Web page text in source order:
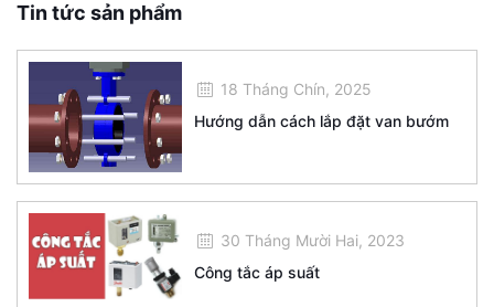
Tin tức sản phẩm
18 Tháng Chín, 2025
Hướng dẫn cách lắp đặt van bướm
30 Tháng Mười Hai, 2023
Công tắc áp suất